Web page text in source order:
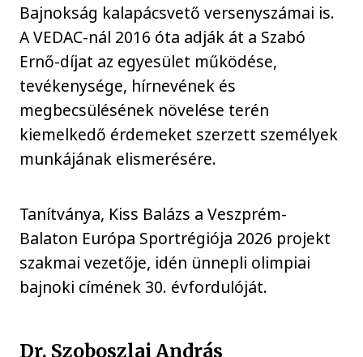
Bajnokság kalapácsvető versenyszámai is.
A VEDAC-nál 2016 óta adják át a Szabó
Ernő-díjat az egyesület működése,
tevékenysége, hírnevének és
megbecsülésének növelése terén
kiemelkedő érdemeket szerzett személyek
munkájának elismerésére.
Tanítványa, Kiss Balázs a Veszprém-
Balaton Európa Sportrégiója 2026 projekt
szakmai vezetője, idén ünnepli olimpiai
bajnoki címének 30. évfordulóját.
Dr. Szoboszlai András